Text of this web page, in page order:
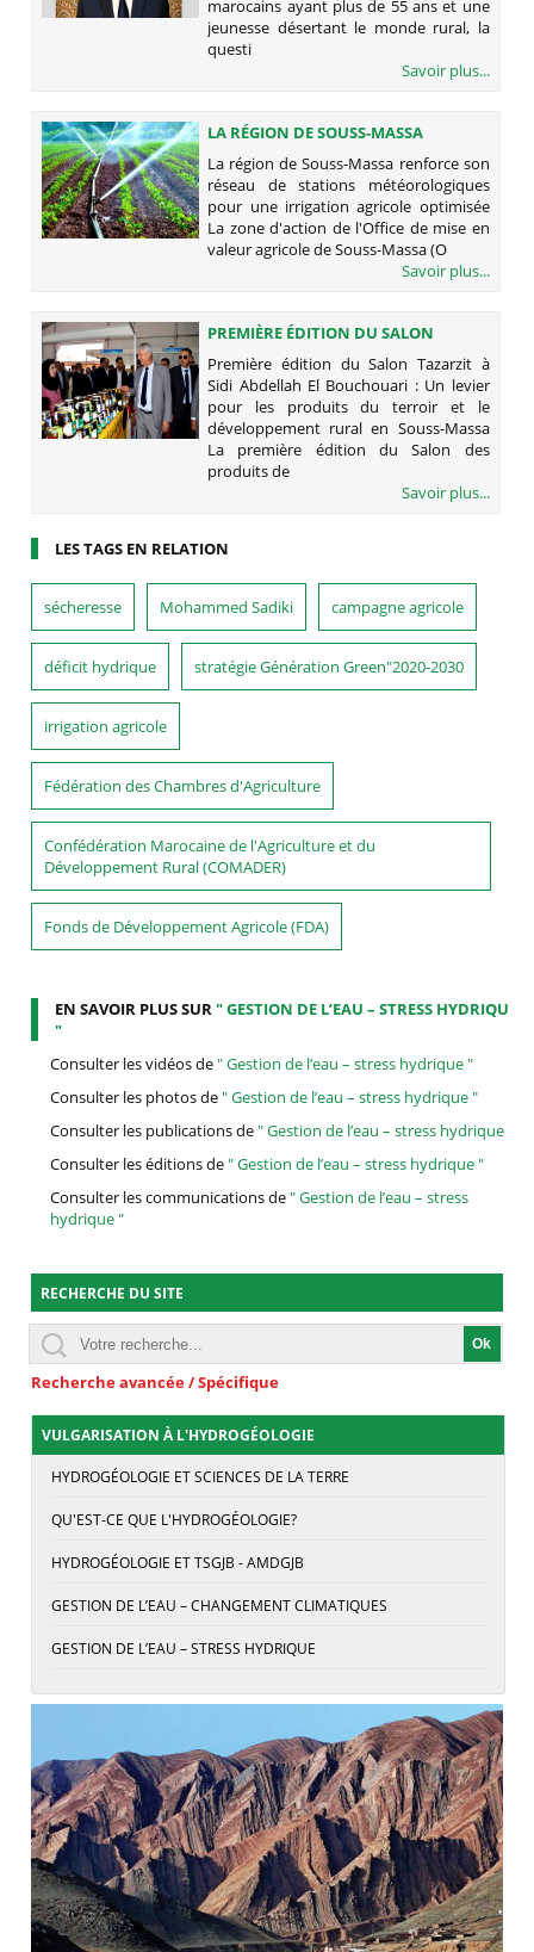
marocains ayant plus de 55 ans et une
jeunesse désertant le monde rural, la
questi
Savoir plus...
LA RÉGION DE SOUSS-MASSA
RENFORCE SON RÉSEAU DE
STATIONS MÉTÉOROLOGIQUES POUR
UNE IRRIGATION AGRICOLE
OPTIMISÉE
La région de Souss-Massa renforce son
réseau de stations météorologiques
pour une irrigation agricole optimisée
La zone d'action de l'Office de mise en
valeur agricole de Souss-Massa (O
Savoir plus...
PREMIÈRE ÉDITION DU SALON
TAZARZIT À SIDI ABDELLAH EL
BOUCHOUARI : UN LEVIER POUR LES
PRODUITS DU TERROIR ET LE
DÉVELOPPEMENT RURAL EN SOUSS-
MASSA
Première édition du Salon Tazarzit à
Sidi Abdellah El Bouchouari : Un levier
pour les produits du terroir et le
développement rural en Souss-Massa
La première édition du Salon des
produits de
Savoir plus...
LES TAGS EN RELATION
sécheresse Mohammed Sadiki campagne agricole
déficit hydrique stratégie Génération Green"2020-2030
irrigation agricole
Fédération des Chambres d'Agriculture
Confédération Marocaine de l'Agriculture et du
Développement Rural (COMADER)
Fonds de Développement Agricole (FDA)
EN SAVOIR PLUS SUR" GESTION DE L’EAU – STRESS HYDRIQUE
"
Consulter les vidéos de" Gestion de l’eau – stress hydrique "
Consulter les photos de" Gestion de l’eau – stress hydrique "
Consulter les publications de" Gestion de l’eau – stress hydrique "
Consulter les éditions de" Gestion de l’eau – stress hydrique "
Consulter les communications de" Gestion de l’eau – stress
hydrique "
RECHERCHE DU SITE
Recherche avancée / Spécifique
VULGARISATION À L'HYDROGÉOLOGIE
HYDROGÉOLOGIE ET SCIENCES DE LA TERRE
QU'EST-CE QUE L'HYDROGÉOLOGIE?
HYDROGÉOLOGIE ET TSGJB - AMDGJB
GESTION DE L’EAU – CHANGEMENT CLIMATIQUES
GESTION DE L’EAU – STRESS HYDRIQUE